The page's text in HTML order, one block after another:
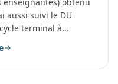
aussi suivi le DU
terminal à...